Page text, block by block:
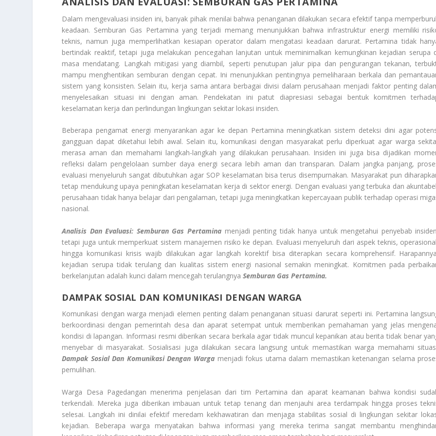
Dalam mengevaluasi insiden ini, banyak pihak menilai bahwa penanganan dilakukan secara efektif tanpa
keadaan. Semburan Gas Pertamina yang terjadi memang menunjukkan bahwa infrastruktur energi memiliki
teknis, namun juga memperlihatkan kesiapan operator dalam mengatasi keadaan darurat. Pertamina tidak
bertindak reaktif, tetapi juga melakukan pencegahan lanjutan untuk meminimalkan kemungkinan kejadian serupa
masa mendatang. Langkah mitigasi yang diambil, seperti penutupan jalur pipa dan pengurangan tekanan,
mampu menghentikan semburan dengan cepat. Ini menunjukkan pentingnya pemeliharaan berkala dan
sistem yang konsisten. Selain itu, kerja sama antara berbagai divisi dalam perusahaan menjadi faktor penting
menyelesaikan situasi ini dengan aman. Pendekatan ini patut diapresiasi sebagai bentuk komitmen
keselamatan kerja dan perlindungan lingkungan sekitar lokasi insiden.
Beberapa pengamat energi menyarankan agar ke depan Pertamina meningkatkan sistem deteksi dini agar
gangguan dapat diketahui lebih awal. Selain itu, komunikasi dengan masyarakat perlu diperkuat agar warga
merasa aman dan memahami langkah-langkah yang dilakukan perusahaan. Insiden ini juga bisa dijadikan
refleksi dalam pengelolaan sumber daya energi secara lebih aman dan transparan. Dalam jangka panjang,
evaluasi menyeluruh sangat dibutuhkan agar SOP keselamatan bisa terus disempurnakan. Masyarakat pun
tetap mendukung upaya peningkatan keselamatan kerja di sektor energi. Dengan evaluasi yang terbuka dan
perusahaan tidak hanya belajar dari pengalaman, tetapi juga meningkatkan kepercayaan publik terhadap operasi
nasional.
Analisis Dan Evaluasi: Semburan Gas Pertaminamenjadi penting tidak hanya untuk mengetahui penyebab
tetapi juga untuk memperkuat sistem manajemen risiko ke depan. Evaluasi menyeluruh dari aspek teknis,
hingga komunikasi krisis wajib dilakukan agar langkah korektif bisa diterapkan secara komprehensif.
kejadian serupa tidak terulang dan kualitas sistem energi nasional semakin meningkat. Komitmen pada
berkelanjutan adalah kunci dalam mencegah terulangnyaSemburan Gas Pertamina.
DAMPAK SOSIAL DAN KOMUNIKASI DENGAN WARGA
Komunikasi dengan warga menjadi elemen penting dalam penanganan situasi darurat seperti ini. Pertamina
berkoordinasi dengan pemerintah desa dan aparat setempat untuk memberikan pemahaman yang jelas
kondisi di lapangan. Informasi resmi diberikan secara berkala agar tidak muncul kepanikan atau berita tidak benar
menyebar di masyarakat. Sosialisasi juga dilakukan secara langsung untuk memastikan warga memahami
Dampak Sosial Dan Komunikasi Dengan Wargamenjadi fokus utama dalam memastikan ketenangan selama
pemulihan.
Warga Desa Pagedangan menerima penjelasan dari tim Pertamina dan aparat keamanan bahwa kondisi
terkendali. Mereka juga diberikan imbauan untuk tetap tenang dan menjauhi area terdampak hingga proses
selesai. Langkah ini dinilai efektif meredam kekhawatiran dan menjaga stabilitas sosial di lingkungan sekitar
kejadian. Beberapa warga menyatakan bahwa informasi yang mereka terima sangat membantu